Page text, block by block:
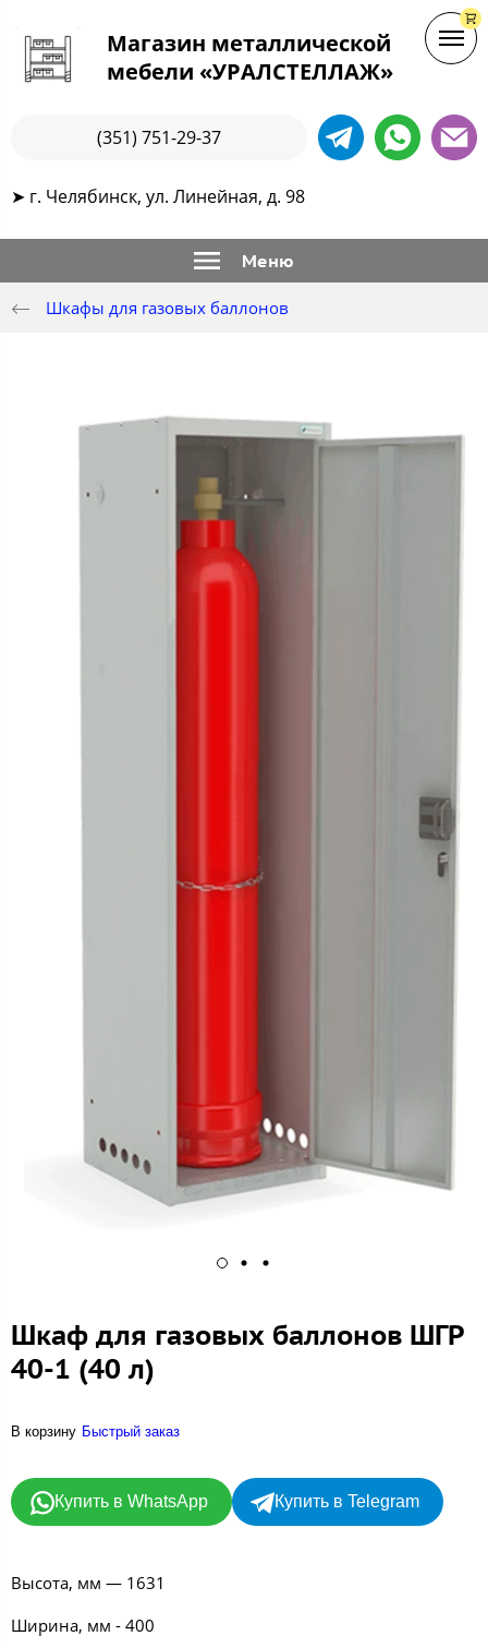
Магазин металлической
мебели «УРАЛСТЕЛЛАЖ»
(351) 751-29-37
➤ г. Челябинск, ул. Линейная, д. 98
Меню
Шкафы для газовых баллонов
Шкаф для газовых баллонов ШГР
40-1 (40 л)
В корзину Быстрый заказ
Купить в WhatsApp Купить в Telegram
Высота, мм — 1631
Ширина, мм - 400